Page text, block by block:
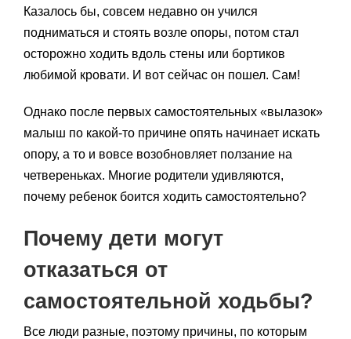
Казалось бы, совсем недавно он учился
подниматься и стоять возле опоры, потом стал
осторожно ходить вдоль стены или бортиков
любимой кровати. И вот сейчас он пошел. Сам!
Однако после первых самостоятельных «вылазок»
малыш по какой-то причине опять начинает искать
опору, а то и вовсе возобновляет ползание на
четвереньках. Многие родители удивляются,
почему ребенок боится ходить самостоятельно?
Почему дети могут
отказаться от
самостоятельной ходьбы?
Все люди разные, поэтому причины, по которым